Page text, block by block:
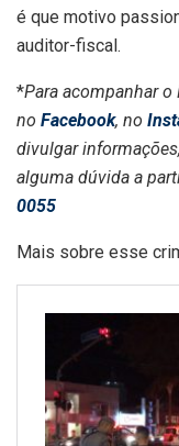
é que motivo
auditor-fiscal.
*Para acompanhar
no Facebook, no
divulgar
alguma dúvida a
0055
Mais sobre esse